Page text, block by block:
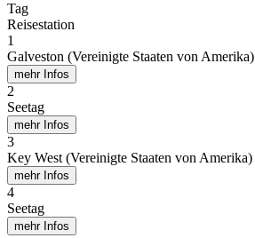
Tag
Reisestation
1
Galveston (Vereinigte Staaten von Amerika)
mehr Infos
2
Seetag
mehr Infos
3
Key West (Vereinigte Staaten von Amerika)
mehr Infos
4
Seetag
mehr Infos